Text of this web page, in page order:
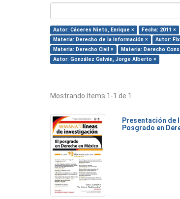
Autor: Cáceres Nieto, Enrique × Fecha: 2011 ×
Materia: Derecho de la Información ×
Autor:
Materia: Derecho Civil ×
Materia: Derecho
Autor: González Galván, Jorge Alberto ×
Mostrando ítems 1-1 de 1
Presentación de
Posgrado en